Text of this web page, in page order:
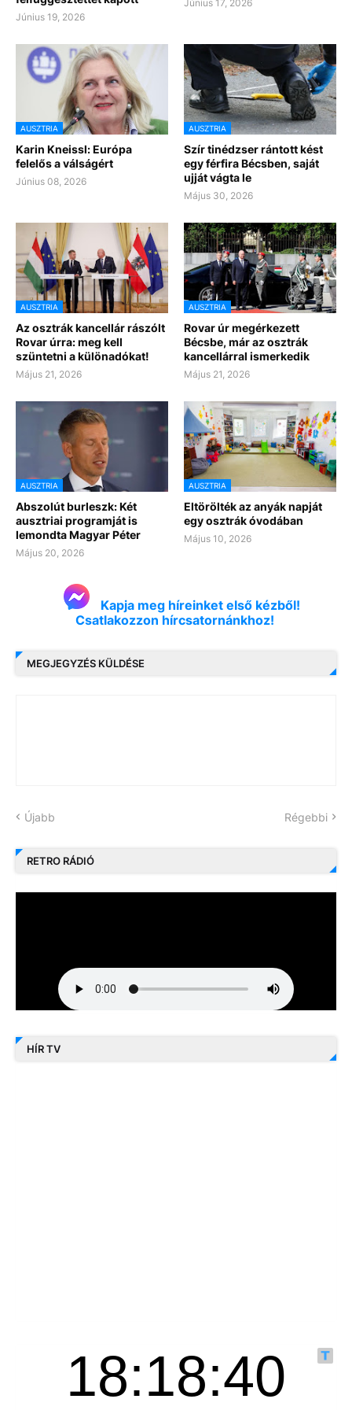
Június 19, 2026
Június 17, 2026
AUSZTRIA
Karin Kneissl: Európa
felelős a válságért
Június 08, 2026
AUSZTRIA
Szír tinédzser rántott kést
egy férfira Bécsben, saját
ujját vágta le
Május 30, 2026
AUSZTRIA
Az osztrák kancellár rászólt
Rovar úrra: meg kell
szüntetni a különadókat!
Május 21, 2026
AUSZTRIA
Rovar úr megérkezett
Bécsbe, már az osztrák
kancellárral ismerkedik
Május 21, 2026
AUSZTRIA
Abszolút burleszk: Két
ausztriai programját is
lemondta Magyar Péter
Május 20, 2026
AUSZTRIA
Eltörölték az anyák napját
egy osztrák óvodában
Május 10, 2026
Kapja meg híreinket első kézből!
Csatlakozzon hírcsatornánkhoz!
MEGJEGYZÉS KÜLDÉSE
Újabb Régebbi
RETRO RÁDIÓ
HÍR TV